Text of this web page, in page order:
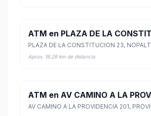
ATM en PLAZA DE LA
Aprox. 16.29 km de distancia